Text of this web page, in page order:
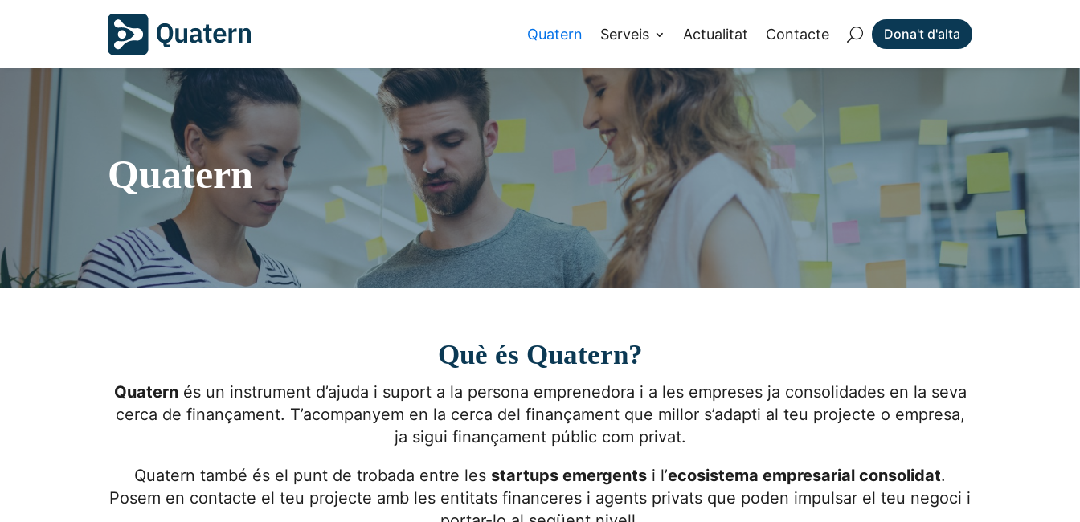
Quatern Serveis Actualitat Contacte Dona't d'alta
Quatern
Què és Quatern?
Quaternés un instrument d’ajuda i suport a la persona emprenedora i a les empreses ja consolidades en la seva
cerca de finançament. T’acompanyem en la cerca del finançament que millor s’adapti al teu projecte o empresa,
ja sigui finançament públic com privat.
Quatern també és el punt de trobada entre les startups emergents i l’ecosistema empresarial consolidat.
Posem en contacte el teu projecte amb les entitats financeres i agents privats que poden impulsar el teu negoci i